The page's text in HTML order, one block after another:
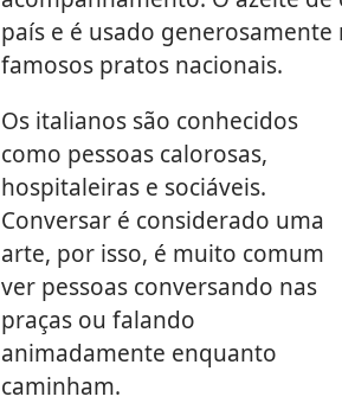
país e é usado
famosos pratos nacionais.
Os italianos são conhecidos
como pessoas calorosas,
hospitaleiras e sociáveis.
Conversar é considerado uma
arte, por isso, é muito comum
ver pessoas conversando nas
praças ou falando
animadamente enquanto
caminham.